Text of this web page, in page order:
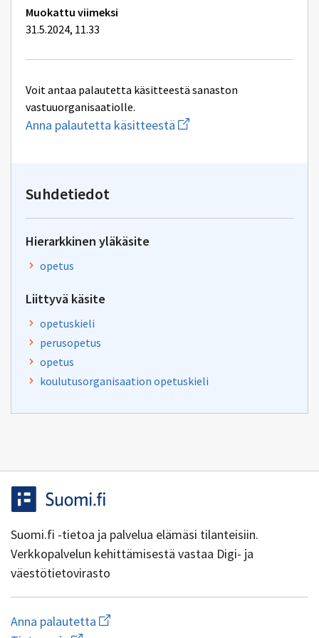
Muokattu viimeksi
31.5.2024, 11.33
Voit antaa palautetta käsitteestä sanaston
vastuuorganisaatiolle.
Anna palautetta käsitteestä Aloita
uuden
Suhdetiedot
Hierarkkinen yläkäsite
opetus
Liittyvä käsite
opetuskieli
perusopetus
opetus
koulutusorganisaation opetuskieli
Suomi.fi -tietoa ja palvelua elämäsi tilanteisiin.
Verkkopalvelun kehittämisestä vastaa Digi- ja
väestötietovirasto
Anna palautetta Aloita
uuden